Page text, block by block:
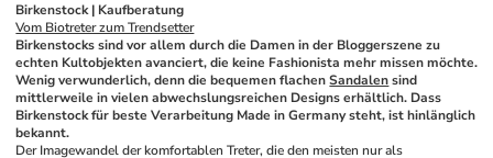
Birkenstock | Kaufberatung
Vom Biotreter zum Trendsetter
Birkenstocks sind vor allem durch die Damen in der Bloggerszene zu
echten Kultobjekten avanciert, die keine Fashionista mehr missen möchte.
Wenig verwunderlich, denn die bequemen flachen Sandalen sind
mittlerweile in vielen abwechslungsreichen Designs erhältlich. Dass
Birkenstock für beste Verarbeitung Made in Germany steht, ist hinlänglich
bekannt.